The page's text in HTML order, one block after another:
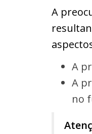
A
A
A
no